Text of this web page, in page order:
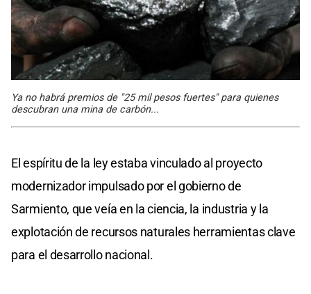
Ya no habrá premios de "25 mil pesos fuertes" para quienes
descubran una mina de carbón...
El espíritu de la ley estaba vinculado al proyecto
modernizador impulsado por el gobierno de
Sarmiento, que veía en la ciencia, la industria y la
explotación de recursos naturales herramientas clave
para el desarrollo nacional.